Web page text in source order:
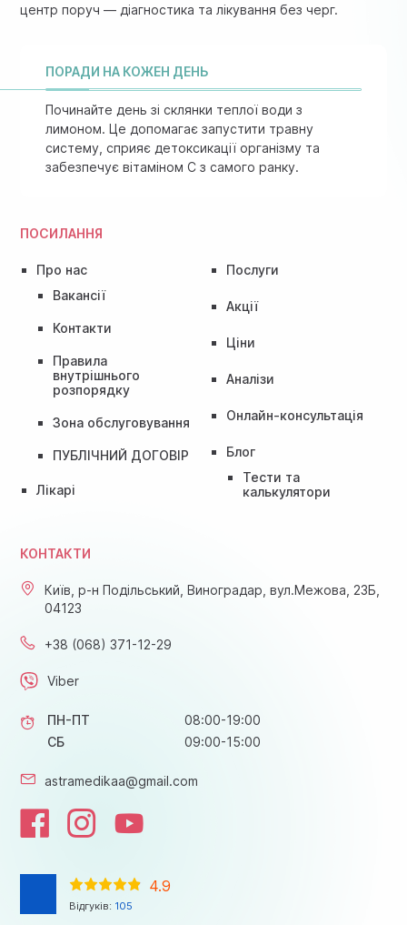
ПОСИЛАННЯ
Про нас
Вакансії
Контакти
Правила
внутрішнього
розпорядку
Зона обслуговування
ПУБЛІЧНИЙ ДОГОВІР
Лікарі
Послуги
Акції
Ціни
Аналізи
Онлайн-консультація
Блог
Тести та
калькулятори
центр поруч — діагностика та лікування без черг.
ПОРАДИ НА КОЖЕН ДЕНЬ
Починайте день зі склянки теплої води з
лимоном. Це допомагає запустити травну
систему, сприяє детоксикації організму та
забезпечує вітаміном C з самого ранку.
КОНТАКТИ
Київ, р-н Подільський, Виноградар, вул.Межова, 23Б,
04123
+38 (068) 371-12-29
Viber
ПН-ПТ
08:00-19:00
СБ
09:00-15:00
astramedikaa@gmail.com
4.9
Відгуків: 105